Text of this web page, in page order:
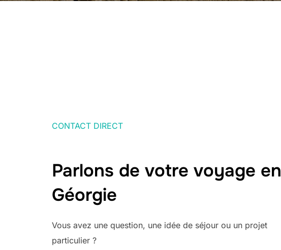
CONTACT DIRECT
Parlons de votre voyage en
Géorgie
Vous avez une question, une idée de séjour ou un projet
particulier ?